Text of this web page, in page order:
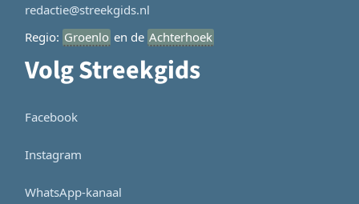
redactie@streekgids.nl
Regio: Groenlo en de Achterhoek
Volg Streekgids
Facebook
Instagram
WhatsApp-kanaal